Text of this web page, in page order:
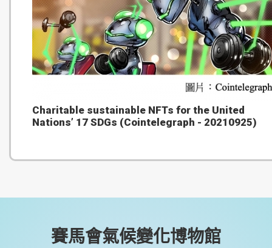
Charitable sustainable NFTs for the United
Nations’ 17 SDGs (Cointelegraph - 20210925)
賽馬會氣候變化博物館